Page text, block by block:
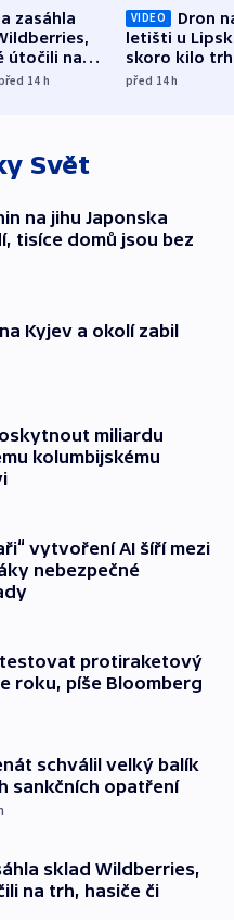
zasáhla
útočili na
či
14 h
VIDEO
Dron
letišti u
skoro kilo
indicie
před 14h
Svět
na jihu Japonska
tisíce domů jsou bez
Kyjev a okolí zabil
miliardu
kolumbijskému
vytvoření AI šíří mezi
nebezpečné
protiraketový
roku, píše Bloomberg
schválil velký balík
sankčních opatření
sklad Wildberries,
na trh, hasiče či